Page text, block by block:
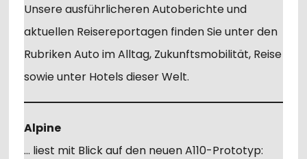
Unsere ausführlicheren Autoberichte und
aktuellen Reisereportagen finden Sie unter den
Rubriken Auto im Alltag, Zukunftsmobilität, Reise
sowie unter Hotels dieser Welt.
Alpine
… liest mit Blick auf den neuen A110-Prototyp: